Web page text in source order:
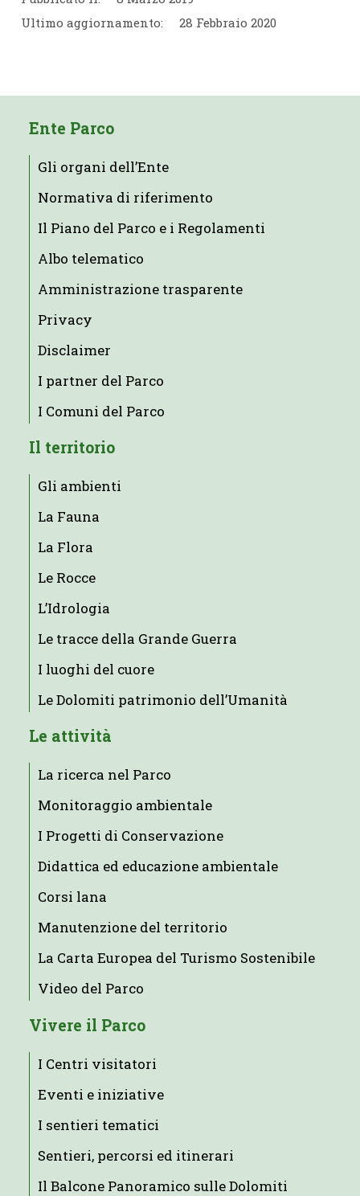
Ultimo aggiornamento:
28 Febbraio 2020
Ente Parco
Gli organi dell’Ente
Normativa di riferimento
Il Piano del Parco e i Regolamenti
Albo telematico
Amministrazione trasparente
Privacy
Disclaimer
I partner del Parco
I Comuni del Parco
Il territorio
Gli ambienti
La Fauna
La Flora
Le Rocce
L’Idrologia
Le tracce della Grande Guerra
I luoghi del cuore
Le Dolomiti patrimonio dell’Umanità
Le attività
La ricerca nel Parco
Monitoraggio ambientale
I Progetti di Conservazione
Didattica ed educazione ambientale
Corsi lana
Manutenzione del territorio
La Carta Europea del Turismo Sostenibile
Video del Parco
Vivere il Parco
I Centri visitatori
Eventi e iniziative
I sentieri tematici
Sentieri, percorsi ed itinerari
Il Balcone Panoramico sulle Dolomiti